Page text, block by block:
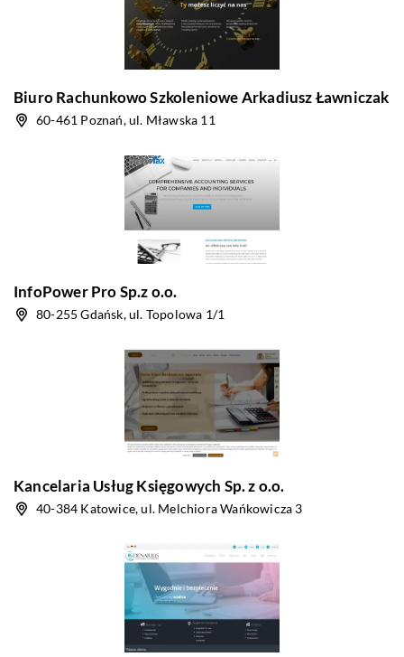
Biuro Rachunkowo Szkoleniowe Arkadiusz Ławniczak
60-461 Poznań, ul. Mławska 11
InfoPower Pro Sp.z o.o.
80-255 Gdańsk, ul. Topolowa 1/1
Kancelaria Usług Księgowych Sp. z o.o.
40-384 Katowice, ul. Melchiora Wańkowicza 3